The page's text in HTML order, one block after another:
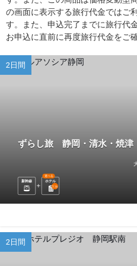
の画面に表示する旅行代金ではご
す。また、申込完了までに旅行代
お申込に直前に再度旅行代金をご
2日間
ずらし旅 静岡・清水・焼
新幹線 ホテル
選べる
1 泊
2日間